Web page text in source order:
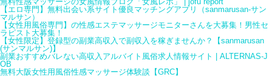
る
ル
バ
イ
【エロ専門】無料出会い系サイト優良マッチングアプリ（sanmarusan-サン
マルサン）
【女性用風俗専門】の性感エステマッサージモニターさんを大募集！男性セ
ラピスト大募集！
【女性限定】登録型の副業高収入で副収入を稼ぎませんか？【sanmarusan
(サンマルサン)】
副業おすすめバレない高収入アルバイト風俗求人情報サイト | ALTERNAS-J
OB
無料大阪女性用風俗性感マッサージ体験談【GRC】